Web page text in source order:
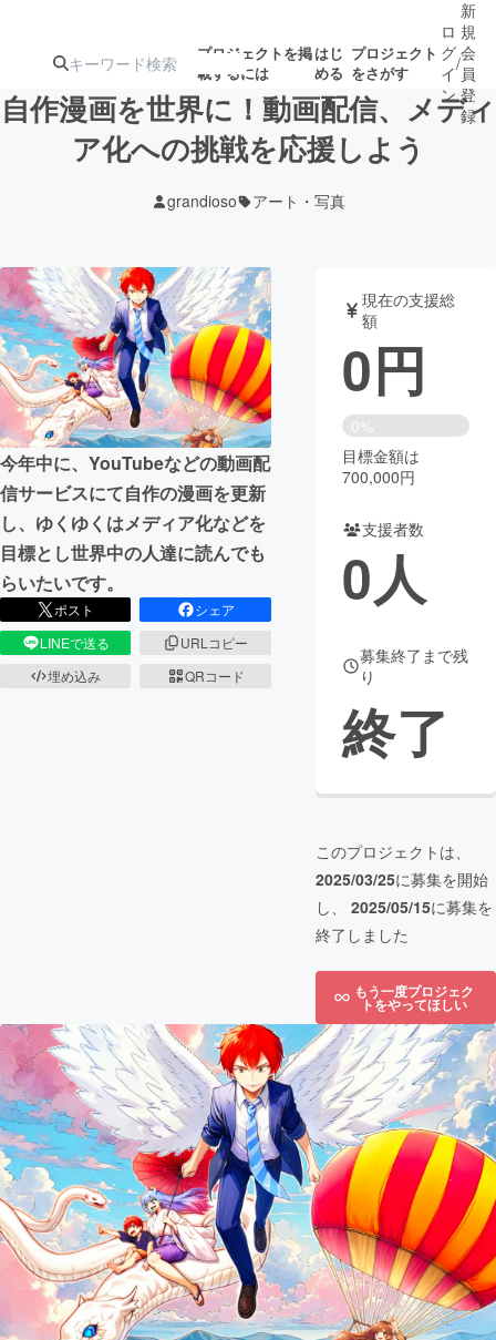
プロジェクトを掲
載するには
はじ
める
プロジェクト
をさがす
ジェクト
募集終了が近いプ
ロジェクト
アート・写真 音楽
テクノロジー・ガジェット ゲーム・サ
映像・映画 書籍・雑誌
ビジネス・起業 チャレンジ
まちづくり・地域活性化
CAMPFIRE for Social Good CAMPFIRE Creation
CAMPFIREふるさと納税
ロ
グ
イ
ン
/
新
規
会
員
登
録
自作漫画を世界に！動画配信、メディ
ア化への挑戦を応援しよう
grandioso アート・写真
今年中に、YouTubeなどの動画配
信サービスにて自作の漫画を更新
し、ゆくゆくはメディア化などを
目標とし世界中の人達に読んでも
らいたいです。
ポスト
シェア
LINEで送る
URLコピー
埋め込み
QRコード
現在の支援総
額
0円
0%
目標金額は
700,000円
支援者数
0人
募集終了まで残
り
終了
このプロジェクトは、
2025/03/25に募集を開始
し、 2025/05/15に募集を
終了しました
もう一度プロジェク
トをやってほしい